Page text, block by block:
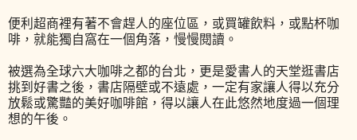
便利超商裡有著不會趕人的座位區，或買罐飲料，或點杯咖
啡，就能獨自窩在一個角落，慢慢閱讀。
被選為全球六大咖啡之都的台北，更是愛書人的天堂逛書店
挑到好書之後，書店隔壁或不遠處，一定有家讓人得以充分
放鬆或驚豔的美好咖啡館，得以讓人在此悠然地度過一個理
想的午後。